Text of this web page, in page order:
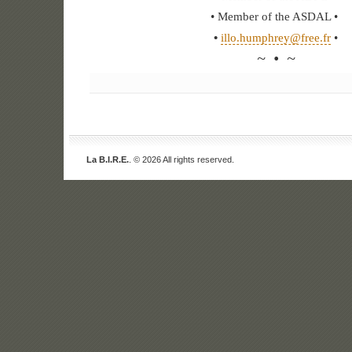
• Member of the ASDAL •
•illo.humphrey@free.fr •
~ • ~
La B.I.R.E. . © 2026 All rights reserved.